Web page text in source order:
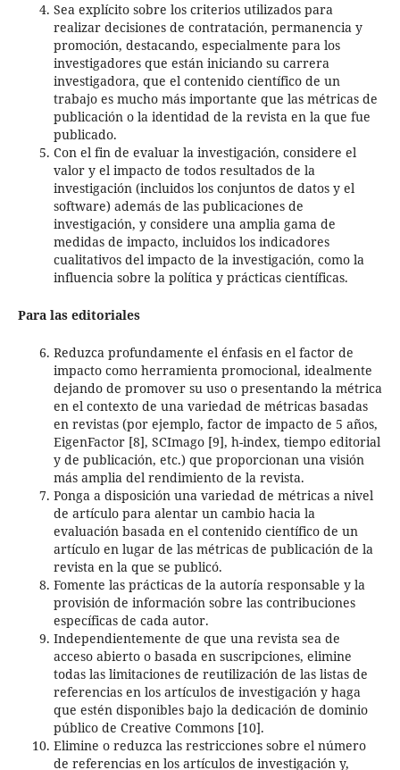
Sea explícito sobre los criterios utilizados para
realizar decisiones de contratación, permanencia y
promoción, destacando, especialmente para los
investigadores que están iniciando su carrera
investigadora, que el contenido científico de un
trabajo es mucho más importante que las métricas de
publicación o la identidad de la revista en la que fue
publicado.
Con el fin de evaluar la investigación, considere el
valor y el impacto de todos resultados de la
investigación (incluidos los conjuntos de datos y el
software) además de las publicaciones de
investigación, y considere una amplia gama de
medidas de impacto, incluidos los indicadores
cualitativos del impacto de la investigación, como la
influencia sobre la política y prácticas científicas.
Para las editoriales
Reduzca profundamente el énfasis en el factor de
impacto como herramienta promocional, idealmente
dejando de promover su uso o presentando la métrica
en el contexto de una variedad de métricas basadas
en revistas (por ejemplo, factor de impacto de 5 años,
EigenFactor [8], SCImago [9], h-index, tiempo editorial
y de publicación, etc.) que proporcionan una visión
más amplia del rendimiento de la revista.
Ponga a disposición una variedad de métricas a nivel
de artículo para alentar un cambio hacia la
evaluación basada en el contenido científico de un
artículo en lugar de las métricas de publicación de la
revista en la que se publicó.
Fomente las prácticas de la autoría responsable y la
provisión de información sobre las contribuciones
específicas de cada autor.
Independientemente de que una revista sea de
acceso abierto o basada en suscripciones, elimine
todas las limitaciones de reutilización de las listas de
referencias en los artículos de investigación y haga
que estén disponibles bajo la dedicación de dominio
público de Creative Commons [10].
Elimine o reduzca las restricciones sobre el número
de referencias en los artículos de investigación y,